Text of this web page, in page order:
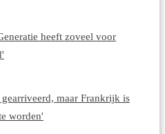
heeft zoveel voor
maar Frankrijk is
worden'